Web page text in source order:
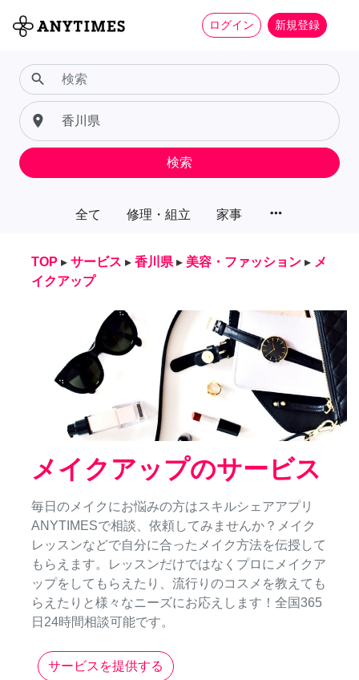
ログイン 新規登録
全て 修理・組立 家事 more_horiz
search
place
検索
TOP ▸ サービス ▸ 香川県 ▸ 美容・ファッション ▸ メ
イクアップ
メイクアップのサービス
毎日のメイクにお悩みの方はスキルシェアアプリ
ANYTIMESで相談、依頼してみませんか？メイク
レッスンなどで自分に合ったメイク方法を伝授して
もらえます。レッスンだけではなくプロにメイクア
ップをしてもらえたり、流行りのコスメを教えても
らえたりと様々なニーズにお応えします！全国365
日24時間相談可能です。
サービスを提供する